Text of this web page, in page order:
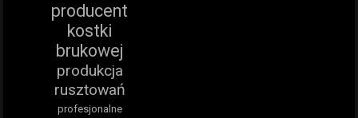
producent
kostki
brukowej
produkcja
rusztowań
profesjonalne